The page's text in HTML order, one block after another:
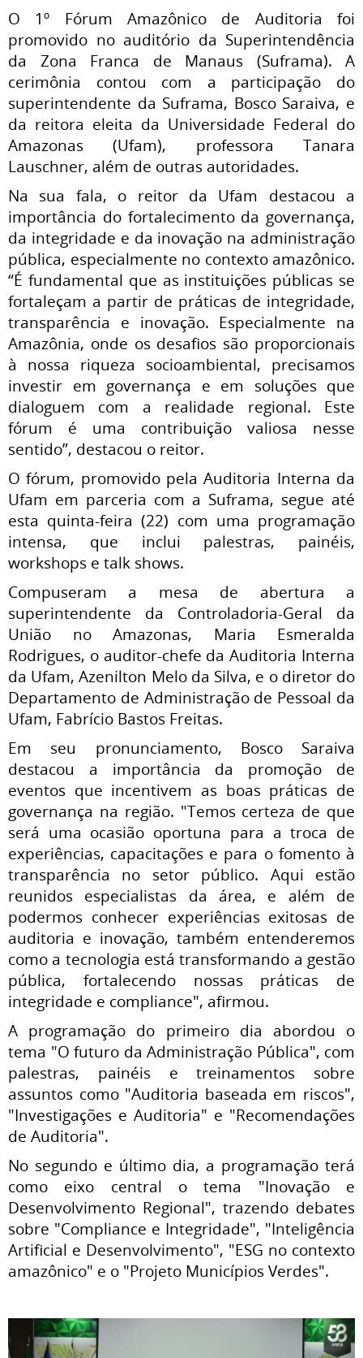
O 1º Fórum Amazônico de Auditoria foi
promovido no auditório da Superintendência
da Zona Franca de Manaus (Suframa). A
cerimônia contou com a participação do
superintendente da Suframa, Bosco Saraiva, e
da reitora eleita da Universidade Federal do
Amazonas (Ufam), professora Tanara
Lauschner, além de outras autoridades.
Na sua fala, o reitor da Ufam destacou a
importância do fortalecimento da governança,
da integridade e da inovação na administração
pública, especialmente no contexto amazônico.
“É fundamental que as instituições públicas se
fortaleçam a partir de práticas de integridade,
transparência e inovação. Especialmente na
Amazônia, onde os desafios são proporcionais
à nossa riqueza socioambiental, precisamos
investir em governança e em soluções que
dialoguem com a realidade regional. Este
fórum é uma contribuição valiosa nesse
sentido”, destacou o reitor.
O fórum, promovido pela Auditoria Interna da
Ufam em parceria com a Suframa, segue até
esta quinta-feira (22) com uma programação
intensa, que inclui palestras, painéis,
workshops e talk shows.
Compuseram a mesa de abertura a
superintendente da Controladoria-Geral da
União no Amazonas, Maria Esmeralda
Rodrigues, o auditor-chefe da Auditoria Interna
da Ufam, Azenilton Melo da Silva, e o diretor do
Departamento de Administração de Pessoal da
Ufam, Fabrício Bastos Freitas.
Em seu pronunciamento, Bosco Saraiva
destacou a importância da promoção de
eventos que incentivem as boas práticas de
governança na região. "Temos certeza de que
será uma ocasião oportuna para a troca de
experiências, capacitações e para o fomento à
transparência no setor público. Aqui estão
reunidos especialistas da área, e além de
podermos conhecer experiências exitosas de
auditoria e inovação, também entenderemos
como a tecnologia está transformando a gestão
pública, fortalecendo nossas práticas de
integridade e compliance", afirmou.
A programação do primeiro dia abordou o
tema "O futuro da Administração Pública", com
palestras, painéis e treinamentos sobre
assuntos como "Auditoria baseada em riscos",
"Investigações e Auditoria" e "Recomendações
de Auditoria".
No segundo e último dia, a programação terá
como eixo central o tema "Inovação e
Desenvolvimento Regional", trazendo debates
sobre "Compliance e Integridade", "Inteligência
Artificial e Desenvolvimento", "ESG no contexto
amazônico" e o "Projeto Municípios Verdes".